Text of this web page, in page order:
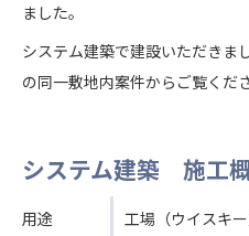
ました。
システム建築で建設いただきま
の同一敷地内案件からご覧くださ
システム建築 施工
用途 工場（ウイスキー